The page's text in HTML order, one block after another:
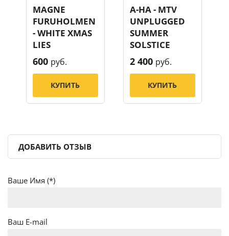
MAGNE
FURUHOLMEN
- WHITE XMAS
LIES
600 руб.
КУПИТЬ
A-HA - MTV
UNPLUGGED
SUMMER
SOLSTICE
2 400 руб.
КУПИТЬ
ДОБАВИТЬ ОТЗЫВ
Ваше Имя (*)
Ваш E-mail